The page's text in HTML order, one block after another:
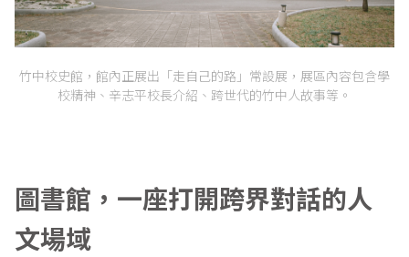
竹中校史館，館內正展出「走自己的路」常設展，展區內容包含學
校精神、辛志平校長介紹、跨世代的竹中人故事等。
圖書館，一座打開跨界對話的人
文場域